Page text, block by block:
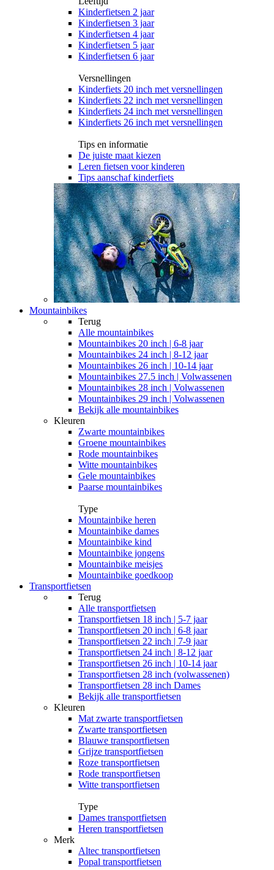
Kinderfietsen 2 jaar
Kinderfietsen 3 jaar
Kinderfietsen 4 jaar
Kinderfietsen 5 jaar
Kinderfietsen 6 jaar
Versnellingen
Kinderfiets 20 inch met versnellingen
Kinderfiets 22 inch met versnellingen
Kinderfiets 24 inch met versnellingen
Kinderfiets 26 inch met versnellingen
Tips en informatie
De juiste maat kiezen
Leren fietsen voor kinderen
Tips aanschaf kinderfiets
Mountainbikes
Terug
Alle mountainbikes
Mountainbikes 20 inch | 6-8 jaar
Mountainbikes 24 inch | 8-12 jaar
Mountainbikes 26 inch | 10-14 jaar
Mountainbikes 27.5 inch | Volwassenen
Mountainbikes 28 inch | Volwassenen
Mountainbikes 29 inch | Volwassenen
Bekijk alle mountainbikes
Kleuren
Zwarte mountainbikes
Groene mountainbikes
Rode mountainbikes
Witte mountainbikes
Gele mountainbikes
Paarse mountainbikes
Type
Mountainbike heren
Mountainbike dames
Mountainbike kind
Mountainbike jongens
Mountainbike meisjes
Mountainbike goedkoop
Transportfietsen
Terug
Alle transportfietsen
Transportfietsen 18 inch | 5-7 jaar
Transportfietsen 20 inch | 6-8 jaar
Transportfietsen 22 inch | 7-9 jaar
Transportfietsen 24 inch | 8-12 jaar
Transportfietsen 26 inch | 10-14 jaar
Transportfietsen 28 inch (volwassenen)
Transportfietsen 28 inch Dames
Bekijk alle transportfietsen
Kleuren
Mat zwarte transportfietsen
Zwarte transportfietsen
Blauwe transportfietsen
Grijze transportfietsen
Roze transportfietsen
Rode transportfietsen
Witte transportfietsen
Type
Dames transportfietsen
Heren transportfietsen
Merk
Altec transportfietsen
Popal transportfietsen